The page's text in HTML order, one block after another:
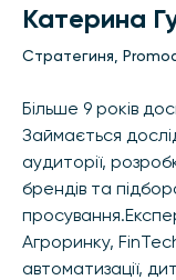
Катерина
Стратегиня,
Більше 9 років
Займається
аудиторії,
брендів та
Агроринку,
автоматизації,